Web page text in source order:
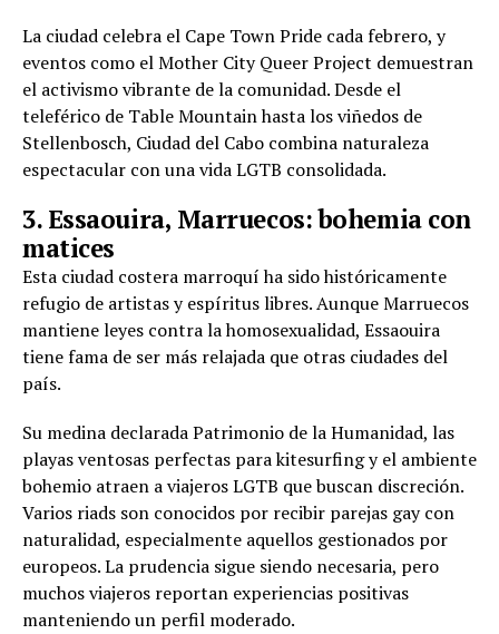
La ciudad celebra el Cape Town Pride cada febrero, y
eventos como el Mother City Queer Project demuestran
el activismo vibrante de la comunidad. Desde el
teleférico de Table Mountain hasta los viñedos de
Stellenbosch, Ciudad del Cabo combina naturaleza
espectacular con una vida LGTB consolidada.
3. Essaouira, Marruecos: bohemia con
matices
Esta ciudad costera marroquí ha sido históricamente
refugio de artistas y espíritus libres. Aunque Marruecos
mantiene leyes contra la homosexualidad, Essaouira
tiene fama de ser más relajada que otras ciudades del
país.
Su medina declarada Patrimonio de la Humanidad, las
playas ventosas perfectas para kitesurfing y el ambiente
bohemio atraen a viajeros LGTB que buscan discreción.
Varios riads son conocidos por recibir parejas gay con
naturalidad, especialmente aquellos gestionados por
europeos. La prudencia sigue siendo necesaria, pero
muchos viajeros reportan experiencias positivas
manteniendo un perfil moderado.